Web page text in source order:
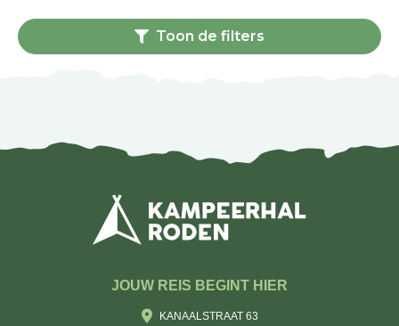
Toon de filters
JOUW REIS BEGINT HIER
KANAALSTRAAT 63